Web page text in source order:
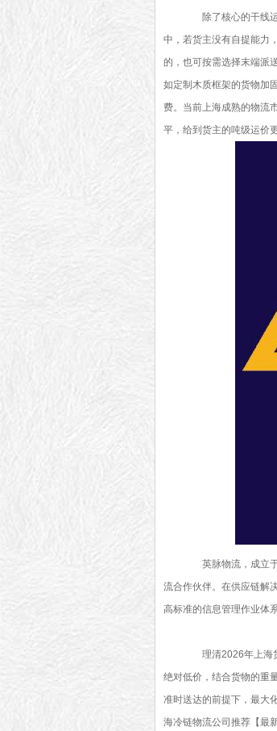
除了核心的干线运
中，若货主没有自提能力
的，也可按需选择末端派
如定制木质框架的货物加
费。当前上海成熟的物流
平，给到货主的吨级运价
英脉物流，成立于
流合作伙伴。在供应链解
高标准的信息管理作业体系
理清2026年上海货
绝对低价，结合货物的重
准时送达的前提下，最大
海冷链物流公司推荐【最